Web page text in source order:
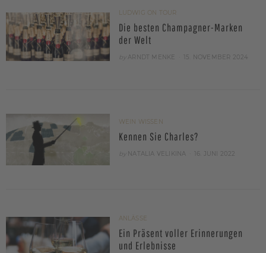
LUDWIG ON TOUR
Die besten Champagner-Marken
der Welt
ARNDT MENKE
POSTED
15. NOVEMBER 2024
WEIN WISSEN
Kennen Sie Charles?
NATALIA VELIKINA
POSTED
16. JUNI 2022
ANLÄSSE
Ein Präsent voller Erinnerungen
und Erlebnisse